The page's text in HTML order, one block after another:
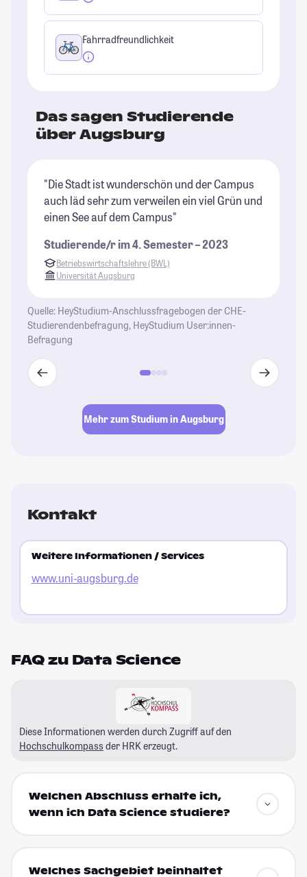
Fahrradfreundlichkeit
Das sagen Studierende
über Augsburg
"Die Stadt ist wunderschön und der Campus
auch läd sehr zum verweilen ein viel Grün und
einen See auf dem Campus"
Studierende/r im 4. Semester – 2023
Betriebswirtschaftslehre (BWL)
Universität Augsburg
Quelle: HeyStudium-Anschlussfragebogen der CHE-
Studierendenbefragung, HeyStudium User:innen-
Befragung
Mehr zum Studium in Augsburg
Kontakt
Weitere Informationen / Services
www.uni-augsburg.de
FAQ zu Data Science
Diese Informationen werden durch Zugriff auf den
Hochschulkompass der HRK erzeugt.
Welchen Abschluss erhalte ich,
wenn ich Data Science studiere?
Welches Sachgebiet beinhaltet